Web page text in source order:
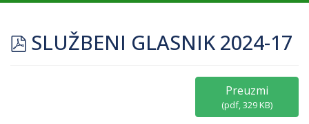
pdf
SLUŽBENI GLASNIK 2024-17
Preuzmi
(pdf,329 KB)